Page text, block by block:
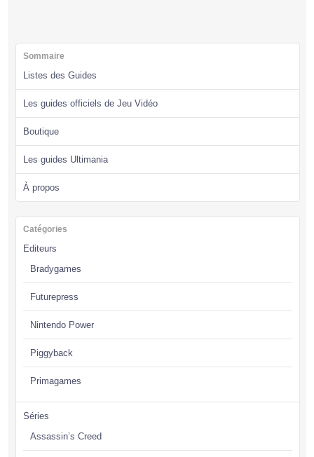
Sommaire
Listes des Guides
Les guides officiels de Jeu Vidéo
Boutique
Les guides Ultimania
À propos
Catégories
Editeurs
Bradygames
Futurepress
Nintendo Power
Piggyback
Primagames
Séries
Assassin’s Creed